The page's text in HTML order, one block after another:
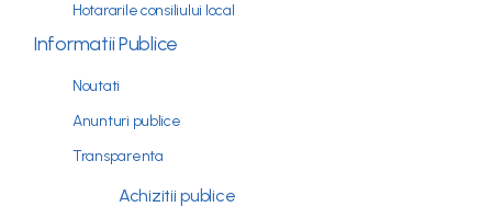
Hotararile consiliului local
Informatii Publice
Noutati
Anunturi publice
Transparenta
Achizitii publice